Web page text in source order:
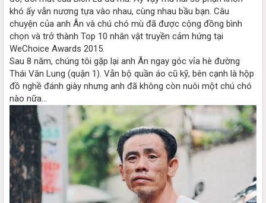
khó ấy vẫn nương tựa vào nhau, cùng nhau bầu bạn. Câu
chuyện của anh Ân và chú chó mù đã được cộng đồng bình
chọn và trở thành Top 10 nhân vật truyền cảm hứng tại
WeChoice Awards 2015.
Sau 8 năm, chúng tôi gặp lại anh Ân ngay góc vỉa hè đường
Thái Văn Lung (quận 1). Vẫn bộ quần áo cũ kỹ, bên cạnh là hộp
đồ nghề đánh giày nhưng anh đã không còn nuôi một chú chó
nào nữa...